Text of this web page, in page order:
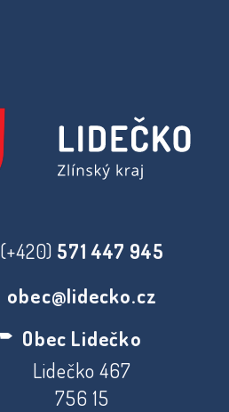
(+420) 571 447 945
obec@lidecko.cz
Obec Lidečko
Lidečko 467
756 15